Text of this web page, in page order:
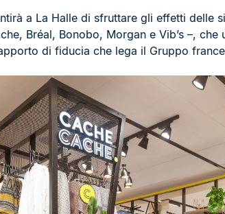
a La Halle di sfruttare gli effetti delle
Bréal, Bonobo, Morgan e Vib’s –,
di fiducia che lega il Gruppo